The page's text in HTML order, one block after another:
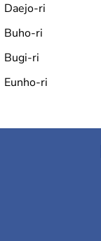
Daejo-ri
Buho-ri
Bugi-ri
Eunho-ri